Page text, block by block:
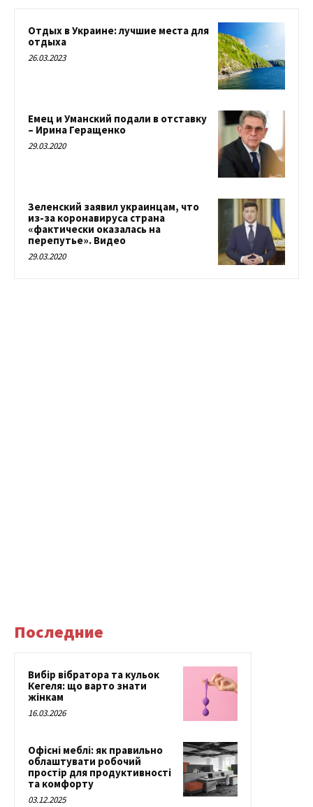
Отдых в Украине: лучшие места для
отдыха
26.03.2023
Емец и Уманский подали в отставку
– Ирина Геращенко
29.03.2020
Зеленский заявил украинцам, что
из-за коронавируса страна
«фактически оказалась на
перепутье». Видео
29.03.2020
Последние
Вибір вібратора та кульок
Кегеля: що варто знати
жінкам
16.03.2026
Офісні меблі: як правильно
облаштувати робочий
простір для продуктивності
та комфорту
03.12.2025